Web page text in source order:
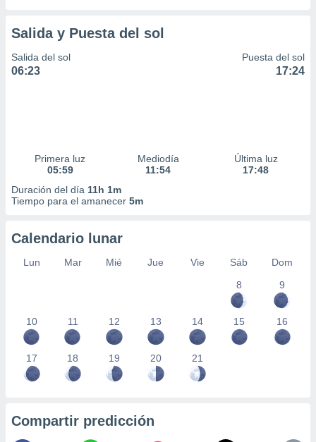
Salida y Puesta del sol
Salida del sol
06:23
Puesta del sol
17:24
Primera luz
05:59
Mediodía
11:54
Última luz
17:48
Duración del día 11h 1m
Tiempo para el amanecer 5m
Calendario lunar
Lun Mar Mié Jue Vie Sáb
Dom
8
9
10 11 12 13 14 15 16
17 18 19 20 21
Compartir predicción